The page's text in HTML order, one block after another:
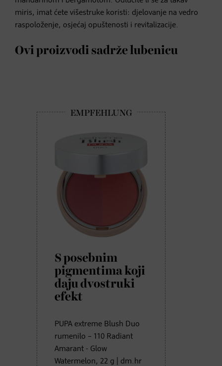
miris, imat ćete višestruke koristi: djelovanje na vedro
raspoloženje, osjećaj opuštenosti i revitalizacije.
Ovi proizvodi sadrže lubenicu
S posebnim
pigmentima koji
daju dvostruki
efekt
PUPA extreme Blush Duo
rumenilo – 110 Radiant
Amarant - Glow
Watermelon, 22 g | dm.hr